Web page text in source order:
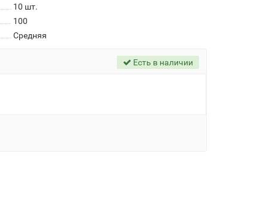
10 шт.
100
Средняя
Есть в наличии